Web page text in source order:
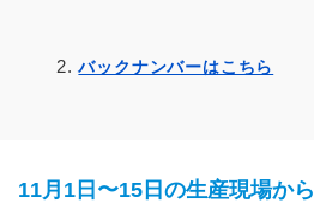
バックナンバーはこちら
11月1日〜15日の生産現場から